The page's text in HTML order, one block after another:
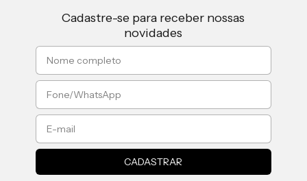
Cadastre-se para receber nossas
novidades